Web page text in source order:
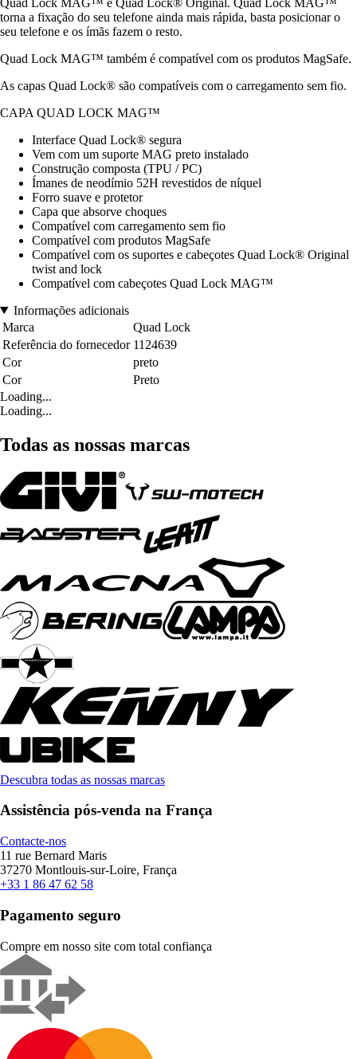
Quad Lock MAG™ e Quad Lock® Original. Quad Lock MAG™
torna a fixação do seu telefone ainda mais rápida, basta posicionar o
seu telefone e os ímãs fazem o resto.
Quad Lock MAG™ também é compatível com os produtos MagSafe.
As capas Quad Lock® são compatíveis com o carregamento sem fio.
CAPA QUAD LOCK MAG™
Interface Quad Lock® segura
Vem com um suporte MAG preto instalado
Construção composta (TPU / PC)
Ímanes de neodímio 52H revestidos de níquel
Forro suave e protetor
Capa que absorve choques
Compatível com carregamento sem fio
Compatível com produtos MagSafe
Compatível com os suportes e cabeçotes Quad Lock® Original
twist and lock
Compatível com cabeçotes Quad Lock MAG™
Informações adicionais
Marca
Quad Lock
Referência do fornecedor 1124639
Cor
preto
Cor
Preto
Loading...
Loading...
Todas as nossas marcas
Descubra todas as nossas marcas
Assistência pós-venda na França
Contacte-nos
11 rue Bernard Maris
37270 Montlouis-sur-Loire, França
+33 1 86 47 62 58
Pagamento seguro
Compre em nosso site com total confiança